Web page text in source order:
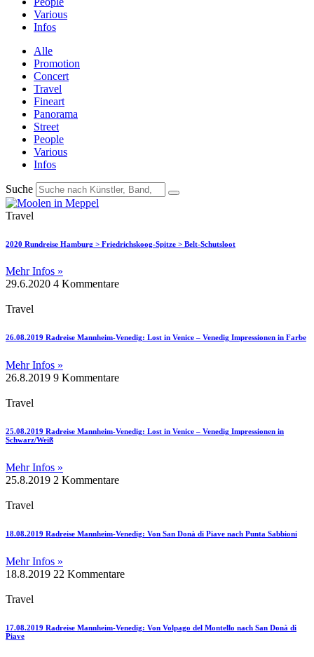
Various
Infos
Alle
Promotion
Concert
Travel
Fineart
Panorama
Street
People
Various
Infos
Suche
Travel
2020 Rundreise Hamburg > Friedrichskoog-Spitze > Belt-Schutsloot
Mehr Infos »
29.6.2020 4 Kommentare
Travel
26.08.2019 Radreise Mannheim-Venedig: Lost in Venice – Venedig Impressionen in Farbe
Mehr Infos »
26.8.2019 9 Kommentare
Travel
25.08.2019 Radreise Mannheim-Venedig: Lost in Venice – Venedig Impressionen in
Schwarz/Weiß
Mehr Infos »
25.8.2019 2 Kommentare
Travel
18.08.2019 Radreise Mannheim-Venedig: Von San Donà di Piave nach Punta Sabbioni
Mehr Infos »
18.8.2019 22 Kommentare
Travel
17.08.2019 Radreise Mannheim-Venedig: Von Volpago del Montello nach San Donà di
Piave